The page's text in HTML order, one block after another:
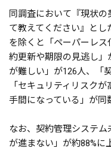
同調査において『現状
て教えてください』とし
を除くと「ペーパーレ
約更新や期限の見逃し」
が難しい」が126人、「
「セキュリティリスク
手間になっている」が同
なお、契約管理システ
が進まない」が約88%に